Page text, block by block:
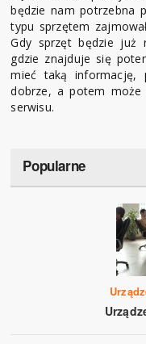
będzie nam potrzebna
typu sprzętem
Gdy sprzęt będzie już
gdzie znajduje się
mieć taką informację,
dobrze, a potem może
serwisu.
Popularne